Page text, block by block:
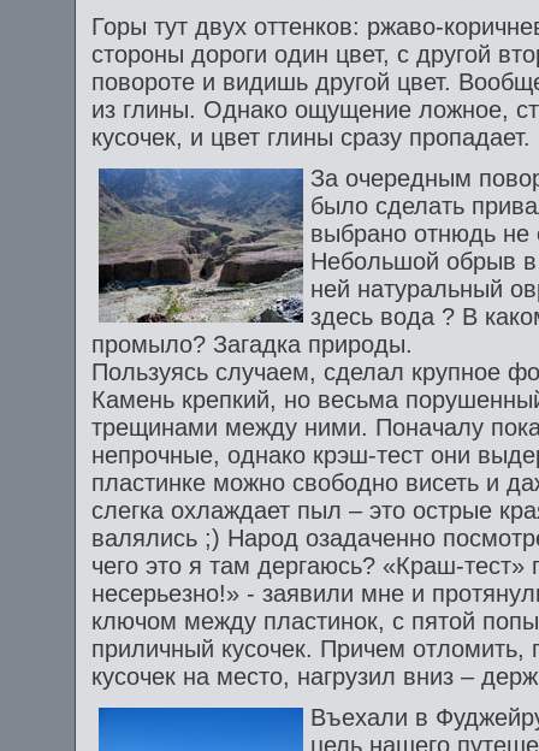
Горы тут двух оттенков: ржаво-
стороны дороги один цвет, с другой
повороте и видишь другой цвет.
из глины. Однако ощущение ложное,
кусочек, и цвет глины сразу пропадает.
За очередным
было сделать
выбрано отнюдь не
Небольшой обрыв
ней натуральный
здесь вода ? В
промыло? Загадка природы.
Пользуясь случаем, сделал крупное
Камень крепкий, но весьма
трещинами между ними. Поначалу
непрочные, однако крэш-тест они
пластинке можно свободно висеть и
слегка охлаждает пыл – это острые
валялись ;) Народ озадаченно
чего это я там дергаюсь? «Краш-
несерьезно!» - заявили мне и
ключом между пластинок, с пятой
приличный кусочек. Причем
кусочек на место, нагрузил вниз –
Въехали в
цель нашего